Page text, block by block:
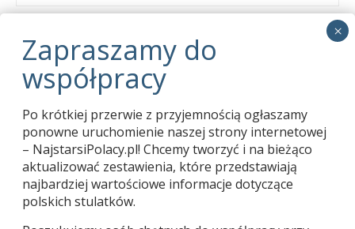
Zapraszamy do współpracy 01.03.2024
Pani Tekla Juniewicz kończy 114 lat
Karol Bogdan 1913-2020 04.06.2020
Po krótkiej przerwie z przyjemnością ogłaszamy
ponowne uruchomienie naszej strony internetowej
– NajstarsiPolacy.pl! Chcemy tworzyć i na bieżąco
aktualizować zestawienia, które przedstawiają
najbardziej wartościowe informacje dotyczące
polskich stulatków.